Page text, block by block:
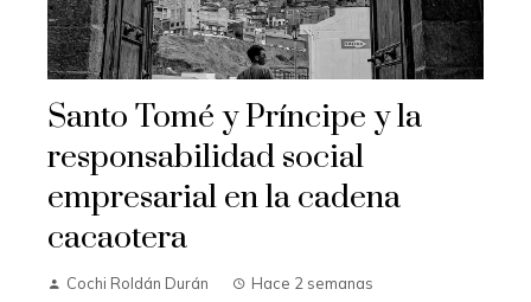
Santo Tomé y Príncipe y la
responsabilidad social
empresarial en la cadena
cacaotera
Cochi Roldán Durán Hace 2 semanas